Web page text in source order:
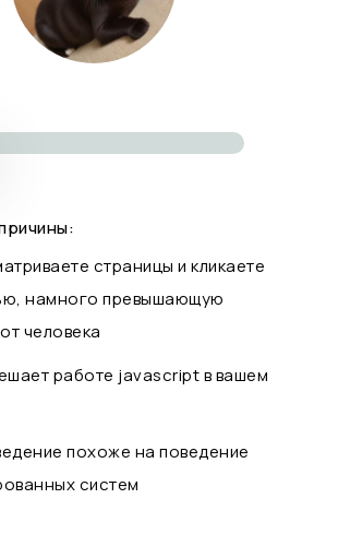
страницы и кликаете
намного превышающую
человека
работе javascript в вашем
похоже на поведение
систем